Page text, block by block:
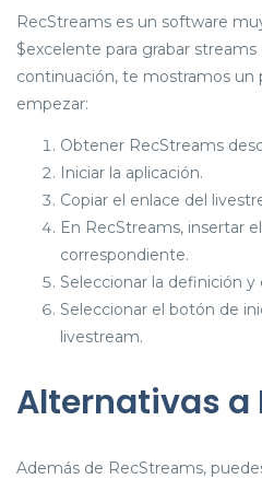
RecStreams es un software
$excelente para grabar streams
continuación, te mostramos un
empezar:
Obtener RecStreams
Iniciar la aplicación.
Copiar el enlace del
En RecStreams, insertar
correspondiente.
Seleccionar la definición y
Seleccionar el botón de
livestream.
Alternativas a
Además de RecStreams,